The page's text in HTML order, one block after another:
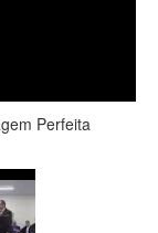
Perfeita